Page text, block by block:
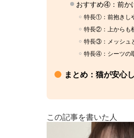
おすすめ④：前か
特長①：前抱きし
特長②：上からも
特長③：メッシュ
特長④：シーツの
まとめ：猫が安心
この記事を書いた人